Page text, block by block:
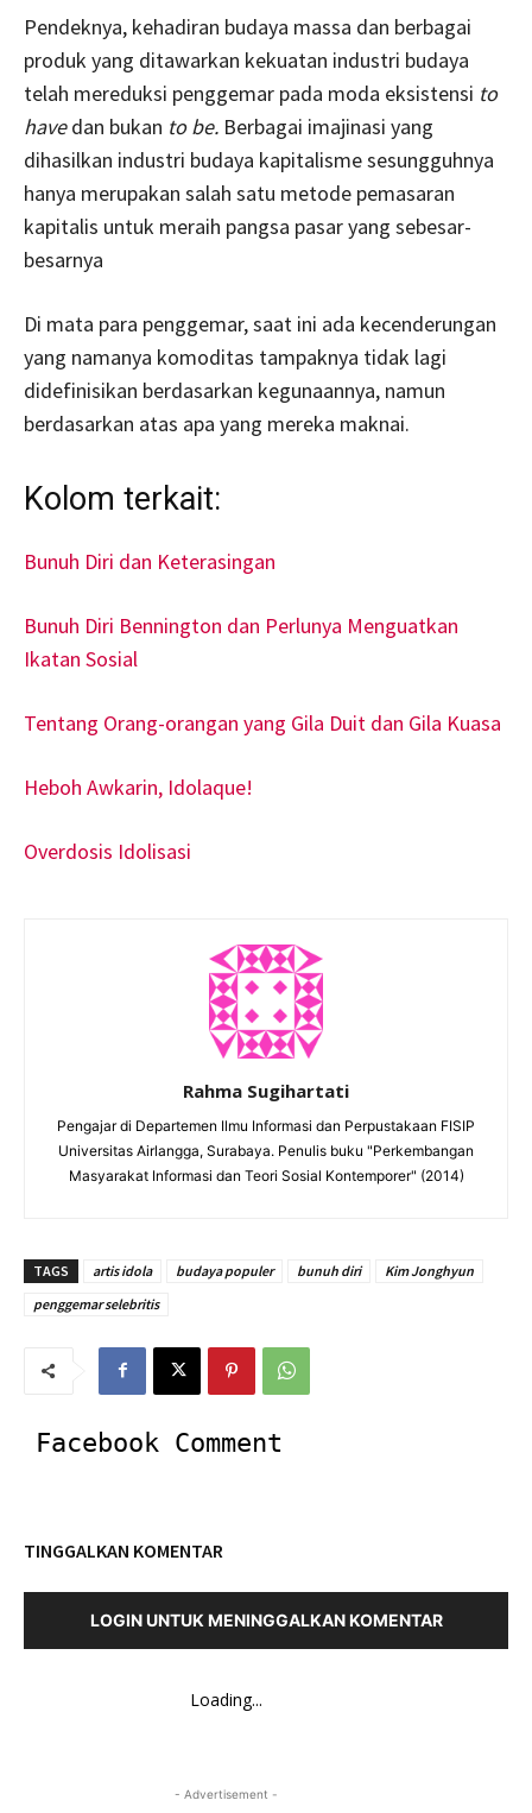
Pendeknya, kehadiran budaya massa dan berbagai
produk yang ditawarkan kekuatan industri budaya
telah mereduksi penggemar pada moda eksistensi to
havedan bukan to be. Berbagai imajinasi yang
dihasilkan industri budaya kapitalisme sesungguhnya
hanya merupakan salah satu metode pemasaran
kapitalis untuk meraih pangsa pasar yang sebesar-
besarnya
Di mata para penggemar, saat ini ada kecenderungan
yang namanya komoditas tampaknya tidak lagi
didefinisikan berdasarkan kegunaannya, namun
berdasarkan atas apa yang mereka maknai.
Kolom terkait:
Bunuh Diri dan Keterasingan
Bunuh Diri Bennington dan Perlunya Menguatkan
Ikatan Sosial
Tentang Orang-orangan yang Gila Duit dan Gila Kuasa
Heboh Awkarin, Idolaque!
Overdosis Idolisasi
Rahma Sugihartati
Pengajar di Departemen Ilmu Informasi dan Perpustakaan FISIP
Universitas Airlangga, Surabaya. Penulis buku "Perkembangan
Masyarakat Informasi dan Teori Sosial Kontemporer" (2014)
TAGS artis idola budaya populer bunuh diri
Kim Jonghyun
penggemar selebritis
Facebook Comment
TINGGALKAN KOMENTAR
LOGIN UNTUK MENINGGALKAN KOMENTAR
Loading...
- Advertisement -